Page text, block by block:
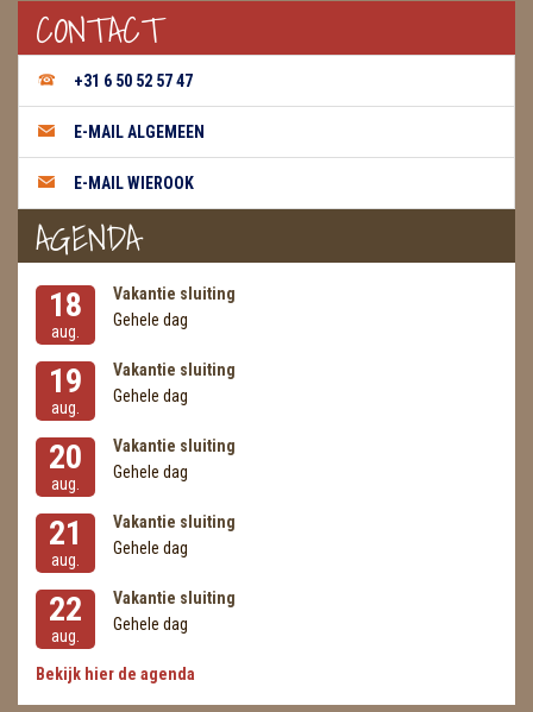
CONTACT
+31 6 50 52 57 47
E-MAIL ALGEMEEN
E-MAIL WIEROOK
AGENDA
18
aug.
Vakantie sluiting
Gehele dag
19
aug.
Vakantie sluiting
Gehele dag
20
aug.
Vakantie sluiting
Gehele dag
21
aug.
Vakantie sluiting
Gehele dag
22
aug.
Vakantie sluiting
Gehele dag
Bekijk hier de agenda